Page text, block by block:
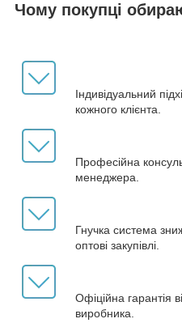
Чому покупці
Індивідуальний
кожного клієнта.
Професійна
менеджера.
Гнучка система
оптові закупівлі.
Офіційна гарантія
виробника.